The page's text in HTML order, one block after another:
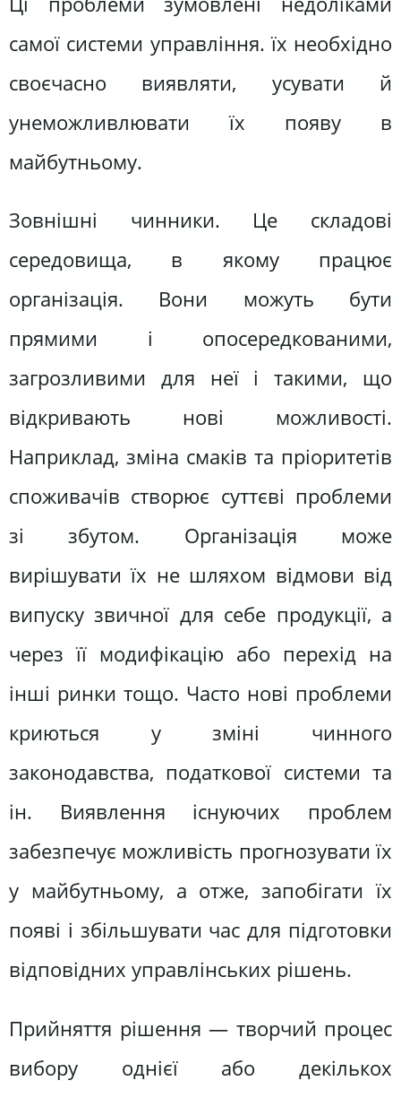
самої системи управління. їх необхідно
своєчасно виявляти, усувати й
унеможливлювати їх появу в
майбутньому.
Зовнішні чинники. Це складові
середовища, в якому працює
організація. Вони можуть бути
прямими і опосередкованими,
загрозливими для неї і такими, що
відкривають нові можливості.
Наприклад, зміна смаків та пріоритетів
споживачів створює суттєві проблеми
зі збутом. Організація може
вирішувати їх не шляхом відмови від
випуску звичної для себе продукції, а
через її модифікацію або перехід на
інші ринки тощо. Часто нові проблеми
криються у зміні чинного
законодавства, податкової системи та
ін. Виявлення існуючих проблем
забезпечує можливість прогнозувати їх
у майбутньому, а отже, запобігати їх
появі і збільшувати час для підготовки
відповідних управлінських рішень.
Прийняття рішення — творчий процес
вибору однієї або декількох